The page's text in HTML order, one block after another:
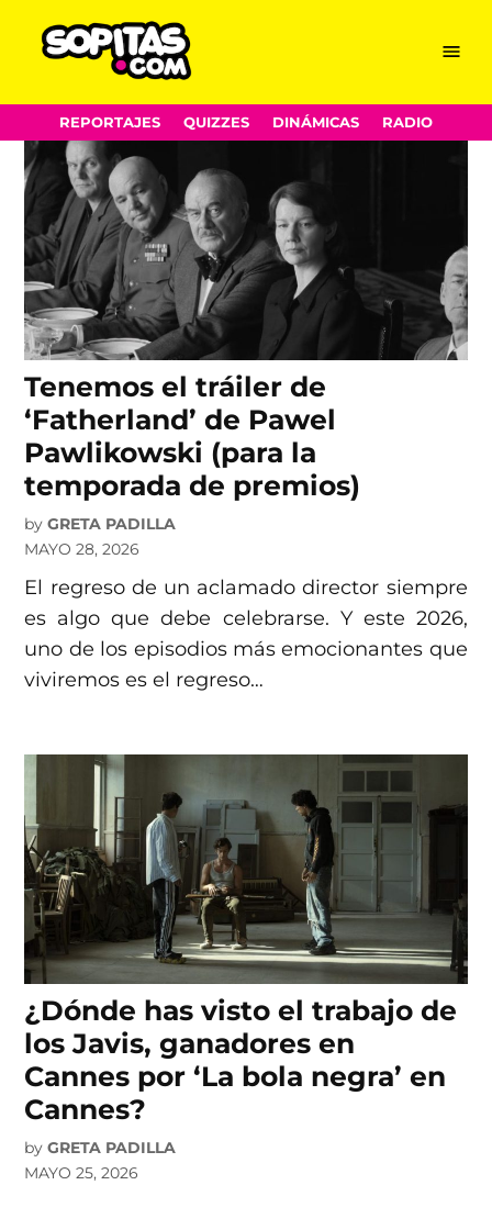
content
Menu
REPORTAJES QUIZZES DINÁMICAS RADIO
Pawel Pawlikowski
Tenemos el tráiler de
‘Fatherland’ de Pawel
Pawlikowski (para la
temporada de premios)
by GRETA PADILLA
MAYO 28, 2026
El regreso de un aclamado director siempre
es algo que debe celebrarse. Y este 2026,
uno de los episodios más emocionantes que
viviremos es el regreso…
¿Dónde has visto el trabajo de
los Javis, ganadores en
Cannes por ‘La bola negra’ en
Cannes?
by GRETA PADILLA
MAYO 25, 2026